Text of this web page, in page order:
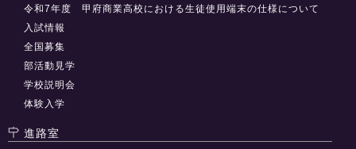
令和7年度 甲府商業高校における生徒使用端末の仕様について
入試情報
全国募集
部活動見学
学校説明会
体験入学
進路室